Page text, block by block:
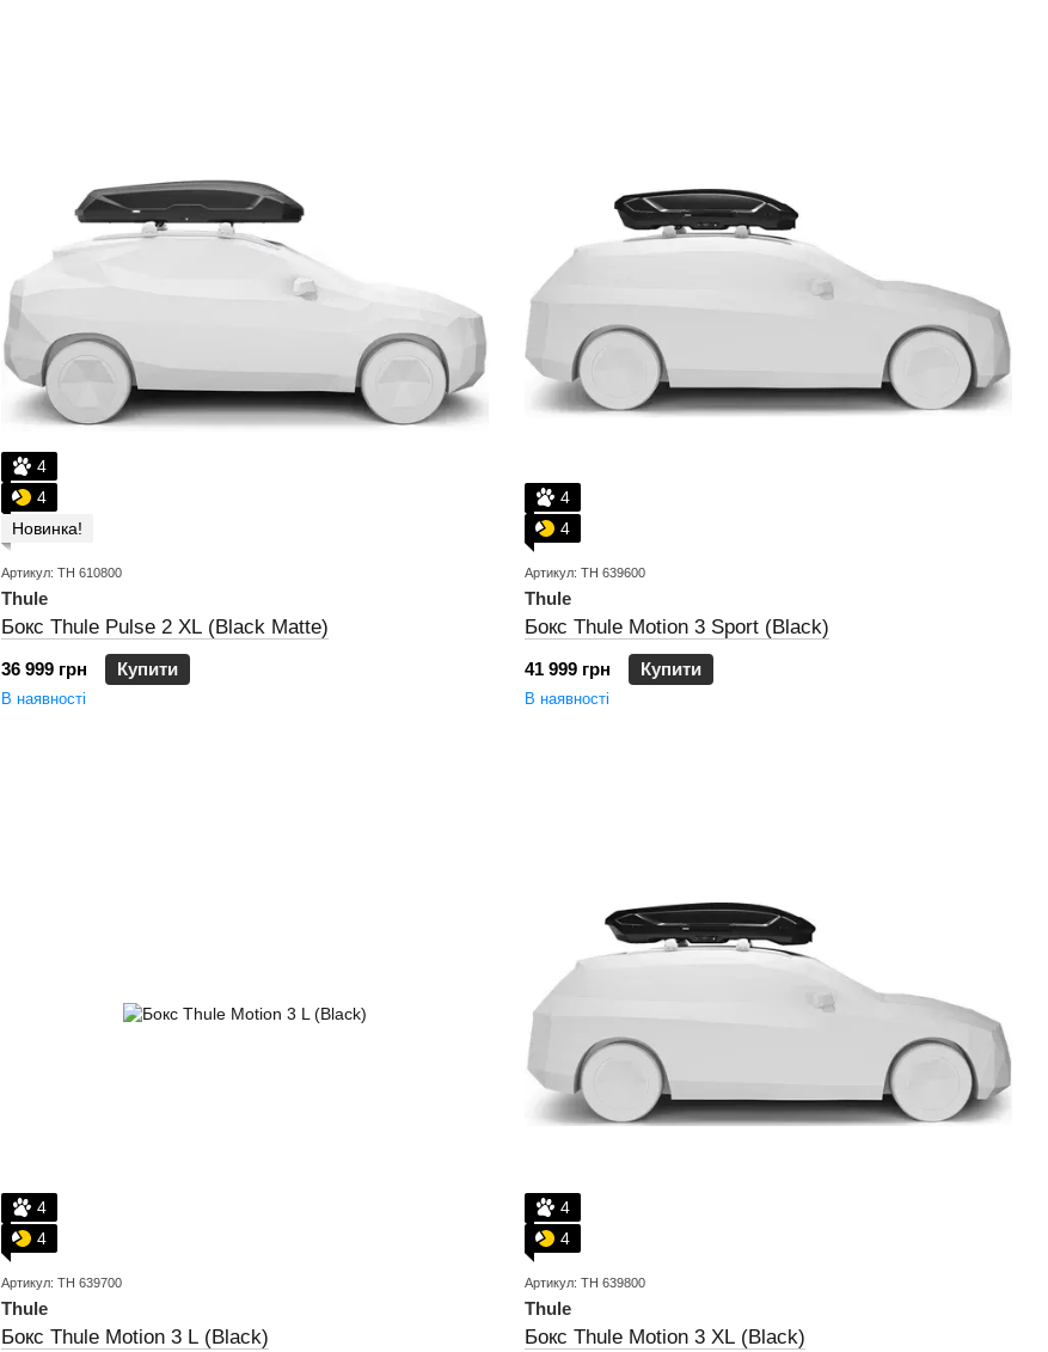
4
4
Новинка!
Артикул: TH 610800
Thule
Бокс Thule Pulse 2 XL (Black Matte)
36 999 грн Купити
В наявності
4
4
Артикул: TH 639600
Thule
Бокс Thule Motion 3 Sport (Black)
41 999 грн Купити
В наявності
4
4
Артикул: TH 639700
Thule
Бокс Thule Motion 3 L (Black)
4
4
Артикул: TH 639800
Thule
Бокс Thule Motion 3 XL (Black)